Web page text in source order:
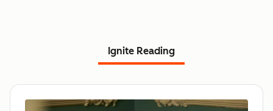
Ignite Reading